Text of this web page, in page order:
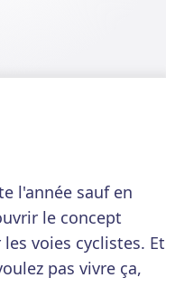
l'année sauf en
le concept
voies cyclistes. Et
pas vivre ça,